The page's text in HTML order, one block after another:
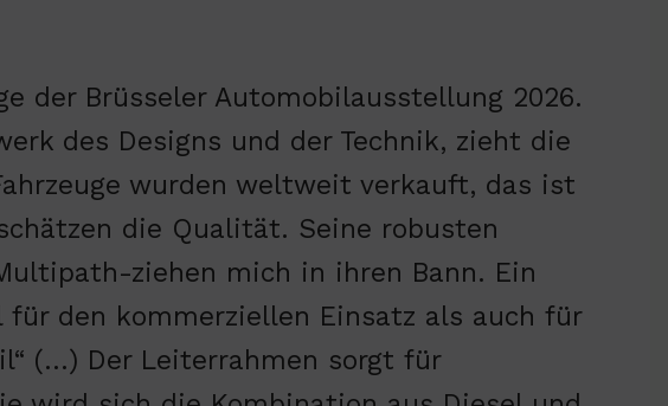
der Brüsseler Automobilausstellung 2026.
des Designs und der Technik, zieht die
wurden weltweit verkauft, das ist
die Qualität. Seine robusten
ziehen mich in ihren Bann. Ein
für den kommerziellen Einsatz als auch für
(…) Der Leiterrahmen sorgt für